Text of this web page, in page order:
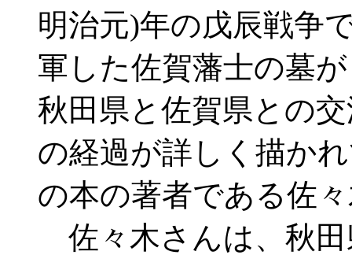
明治元)年の戊辰戦争
軍した佐賀藩士の墓
秋田県と佐賀県との
の経過が詳しく描か
の本の著者である佐
佐々木さんは、秋